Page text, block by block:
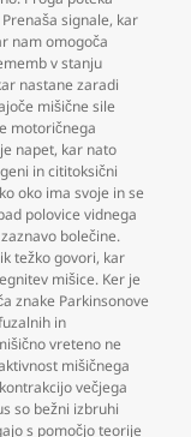
signale, kar
nam omogoča
v stanju
nastane zaradi
mišične sile
motoričnega
napet, kar nato
in cititoksični
oko ima svoje in se
polovice vidnega
bolečine.
težko govori, kar
mišice. Ker je
znake Parkinsonove
in
vreteno ne
mišičnega
večjega
so bežni izbruhi
s pomočjo teorije